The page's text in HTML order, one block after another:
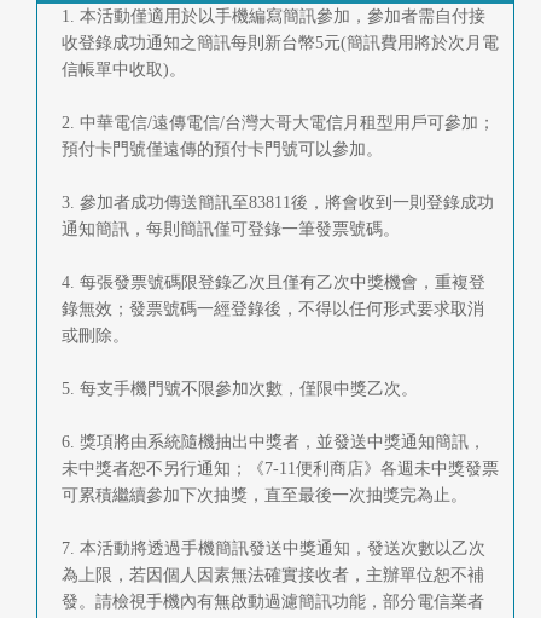
1. 本活動僅適用於以手機編寫簡訊參加，參加者需自付接
收登錄成功通知之簡訊每則新台幣5元(簡訊費用將於次月電
信帳單中收取)。
2. 中華電信/遠傳電信/台灣大哥大電信月租型用戶可參加；
預付卡門號僅遠傳的預付卡門號可以參加。
3. 參加者成功傳送簡訊至83811後，將會收到一則登錄成功
通知簡訊，每則簡訊僅可登錄一筆發票號碼。
4. 每張發票號碼限登錄乙次且僅有乙次中獎機會，重複登
錄無效；發票號碼一經登錄後，不得以任何形式要求取消
或刪除。
5. 每支手機門號不限參加次數，僅限中獎乙次。
6. 獎項將由系統隨機抽出中獎者，並發送中獎通知簡訊，
未中獎者恕不另行通知；《7-11便利商店》各週未中獎發票
可累積繼續參加下次抽獎，直至最後一次抽獎完為止。
7. 本活動將透過手機簡訊發送中獎通知，發送次數以乙次
為上限，若因個人因素無法確實接收者，主辦單位恕不補
發。請檢視手機內有無啟動過濾簡訊功能，部分電信業者